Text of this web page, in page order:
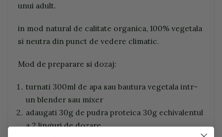
unui adult.
in mod natural de calitate organica, 100% vegetala
si neutra din punct de vedere climatic.
Mod de preparare si dozaj:
turnati 300ml de apa sau bautura vegetala intr-
un blender sau mixer
adaugati 30g de pudra proteica 30g echivalentul
a 2 linguri de dozare